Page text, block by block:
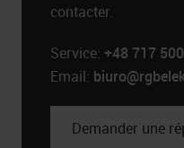
contacter.
Service: +48 717
Email:
Demander une